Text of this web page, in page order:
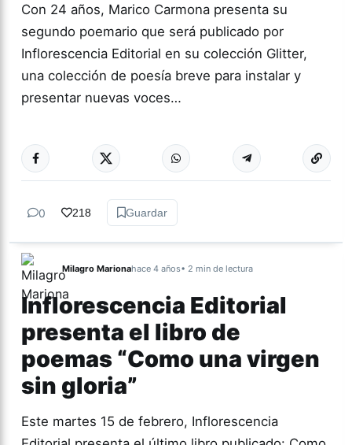
Con 24 años, Marico Carmona presenta su
segundo poemario que será publicado por
Inflorescencia Editorial en su colección Glitter,
una colección de poesía breve para instalar y
presentar nuevas voces…
CULTURA Más
0 218 Guardar
Milagro Marionahace 4 años• 2 min de lectura
Inflorescencia Editorial
presenta el libro de
poemas “Como una virgen
sin gloria”
Este martes 15 de febrero, Inflorescencia